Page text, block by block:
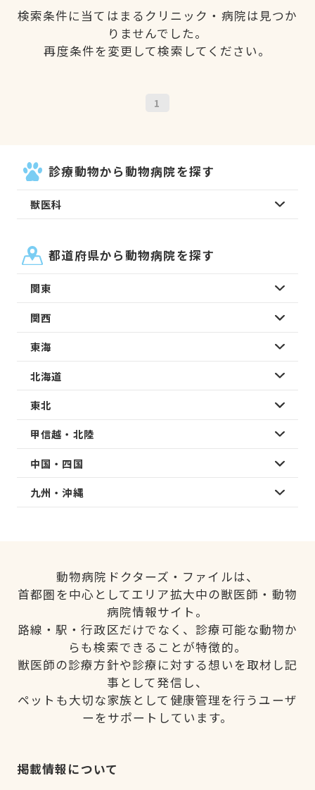
検索条件に当てはまるクリニック・病院は見つか
りませんでした。
再度条件を変更して検索してください。
1
診療動物から動物病院を探す
獣医科
都道府県から動物病院を探す
関東
関西
東海
北海道
東北
甲信越・北陸
中国・四国
九州・沖縄
動物病院ドクターズ・ファイルは、
首都圏を中心としてエリア拡大中の獣医師・動物
病院情報サイト。
路線・駅・行政区だけでなく、診療可能な動物か
らも検索できることが特徴的。
獣医師の診療方針や診療に対する想いを取材し記
事として発信し、
ペットも大切な家族として健康管理を行うユーザ
ーをサポートしています。
掲載情報について